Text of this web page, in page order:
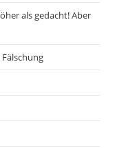
als gedacht! Aber